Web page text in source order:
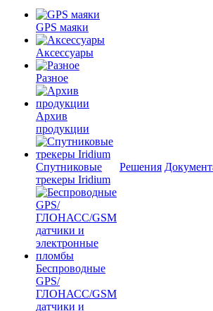
GPS маяки
Аксессуары
Разное
Архив
продукции
Спутниковые
трекеры Iridium
Беспроводные
GPS/
ГЛОНАСС/GSM
датчики и
Решения